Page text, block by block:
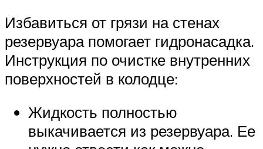
Избавиться от грязи на стенах
резервуара помогает гидронасадка.
Инструкция по очистке внутренних
поверхностей в колодце:
Жидкость полностью
выкачивается из резервуара. Ее